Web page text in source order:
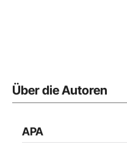
Über die Autoren
APA